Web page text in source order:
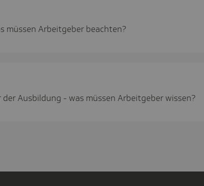
müssen Arbeitgeber beachten?
Ausbildung - was müssen Arbeitgeber wissen?